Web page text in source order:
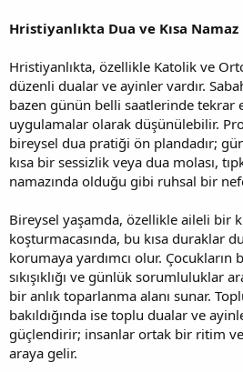
Hristiyanlıkta Dua ve Kısa
Hristiyanlıkta, özellikle Katolik ve
düzenli dualar ve ayinler vardır.
bazen günün belli saatlerinde tekrar
uygulamalar olarak düşünülebilir.
bireysel dua pratiği ön plandadır;
kısa bir sessizlik veya dua molası,
namazında olduğu gibi ruhsal bir
Bireysel yaşamda, özellikle aileli bir
koşturmacasında, bu kısa duraklar
korumaya yardımcı olur. Çocukların
sıkışıklığı ve günlük sorumluluklar
bir anlık toparlanma alanı sunar.
bakıldığında ise toplu dualar ve
güçlendirir; insanlar ortak bir ritim
araya gelir.